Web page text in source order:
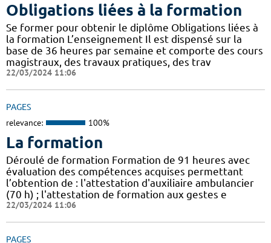
Obligations liées à la formation
Se former pour obtenir le diplôme Obligations liées à
la formation L’enseignement Il est dispensé sur la
base de 36 heures par semaine et comporte des cours
magistraux, des travaux pratiques, des trav
22/03/2024 11:06
PAGES
relevance: 100%
La formation
Déroulé de formation Formation de 91 heures avec
évaluation des compétences acquises permettant
l’obtention de : l'attestation d'auxiliaire ambulancier
(70 h) ; l'attestation de formation aux gestes e
22/03/2024 11:06
PAGES